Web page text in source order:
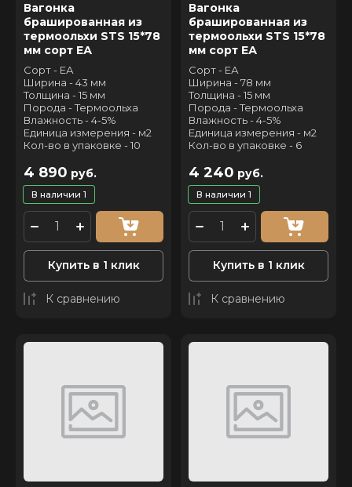
Вагонка
брашированная из
термоольхи STS 15*78
мм сорт ЕА
Сорт - ЕА
Ширина - 43 мм
Толщина - 15 мм
Порода - Термоольха
Влажность - 4-5%
Единица измерения - м2
Кол-во в упаковке - 10
В наличии 1
4 890 руб.
Купить в 1 клик
К сравнению
Вагонка
брашированная из
термоольхи STS 15*78
мм сорт ЕА
Сорт - ЕА
Ширина - 78 мм
Толщина - 15 мм
Порода - Термоольха
Влажность - 4-5%
Единица измерения - м2
Кол-во в упаковке - 6
В наличии 1
4 240 руб.
Купить в 1 клик
К сравнению